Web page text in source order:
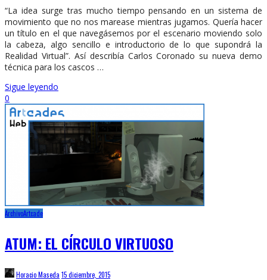
“La idea surge tras mucho tiempo pensando en un sistema de
movimiento que no nos marease mientras jugamos. Quería hacer
un título en el que navegásemos por el escenario moviendo solo
la cabeza, algo sencillo e introductorio de lo que supondrá la
Realidad Virtual”. Así describía Carlos Coronado su nueva demo
técnica para los cascos …
Sigue leyendo
0
ArchivoArtcade
ATUM: EL CÍRCULO VIRTUOSO
Horacio Maseda 15 diciembre, 2015